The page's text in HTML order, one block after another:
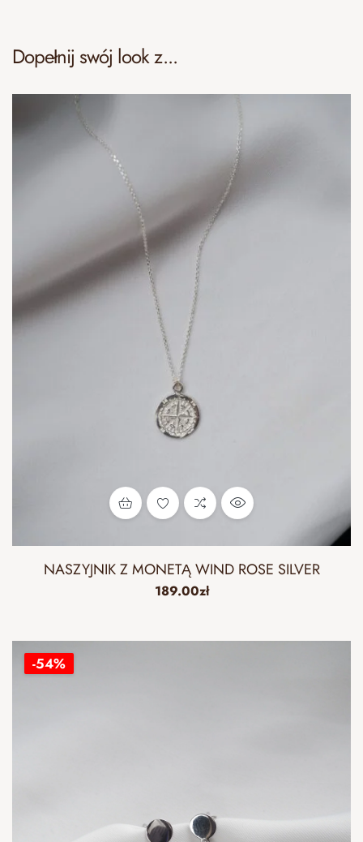
Dopełnij swój look z...
NASZYJNIK Z MONETĄ WIND ROSE SILVER
189.00zł
-54%